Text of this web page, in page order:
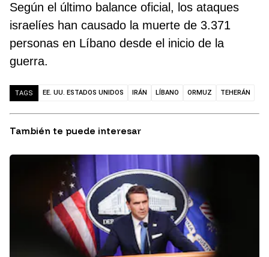
Según el último balance oficial, los ataques
israelíes han causado la muerte de 3.371
personas en Líbano desde el inicio de la
guerra.
TAGS EE. UU. ESTADOS UNIDOS IRÁN LÍBANO ORMUZ TEHERÁN
También te puede interesar